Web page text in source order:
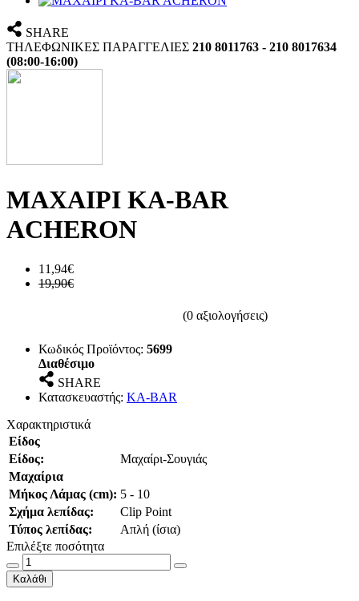
SHARE
ΤΗΛΕΦΩΝΙΚΕΣ ΠΑΡΑΓΓΕΛΙΕΣ 210 8011763 - 210 8017634
(08:00-16:00)
ΜΑΧΑΙΡΙ KA-BAR
ACHERON
11,94€
19,90€
(0 αξιολογήσεις)
Κωδικός Προϊόντος: 5699
Διαθέσιμο
SHARE
Κατασκευαστής: KA-BAR
Χαρακτηριστικά
Είδος
Είδος:
Μαχαίρι-Σουγιάς
Μαχαίρια
Μήκος Λάμας (cm): 5 - 10
Σχήμα λεπίδας:
Clip Point
Τύπος λεπίδας:
Απλή (ίσια)
Επιλέξτε ποσότητα
Καλάθι